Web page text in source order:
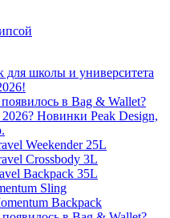
для школы и университета
в Bag & Wallet?
Новинки Peak Design,
Weekender 25L
Crossbody 3L
Backpack 35L
Sling
Backpack